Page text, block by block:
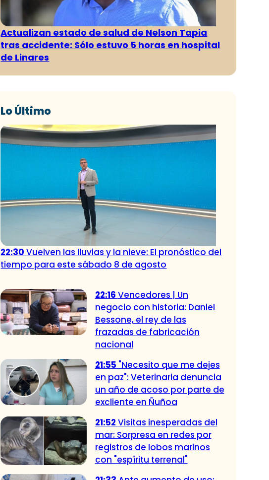
Actualizan estado de salud de Nelson Tapia
tras accidente: Sólo estuvo 5 horas en hospital
de Linares
Lo Último
22:30Vuelven las lluvias y la nieve: El pronóstico del
tiempo para este sábado 8 de agosto
22:16 Vencedores | Un
negocio con historia: Daniel
Bessone, el rey de las
frazadas de fabricación
nacional
21:55 "Necesito que me dejes
en paz": Veterinaria denuncia
un año de acoso por parte de
excliente en Ñuñoa
21:52 Visitas inesperadas del
mar: Sorpresa en redes por
registros de lobos marinos
con "espíritu terrenal"